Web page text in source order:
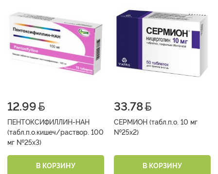
12.99
ПЕНТОКСИФИЛЛИН-НАН
(табл.п.о.кишеч/раствор. 100
мг №25х3)
В КОРЗИНУ
33.78
СЕРМИОН (табл.п.о. 10 мг
№25х2)
В КОРЗИНУ